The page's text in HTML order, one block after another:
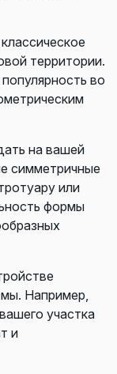
территории.
во
на вашей
симметричные
или
формы
Например,
участка
и